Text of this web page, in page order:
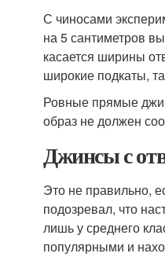
С чиносами
на 5 сантиметров
касается ширины
широкие подкаты,
Ровные прямые
образ не должен
Джинсы с
Это не правильно,
подозревал, что
лишь у среднего
популярными и